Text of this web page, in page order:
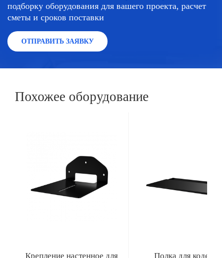
подборку оборудования для вашего проекта, расчет
сметы и сроков поставки
ОТПРАВИТЬ ЗАЯВКУ
Похожее оборудование
Крепление настенное для Полка для кодека